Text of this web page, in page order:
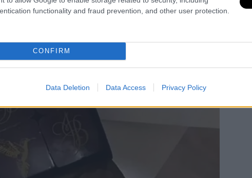
functionality and fraud prevention, and other user protection.
CONFIRM
Data Deletion Data Access Privacy Policy